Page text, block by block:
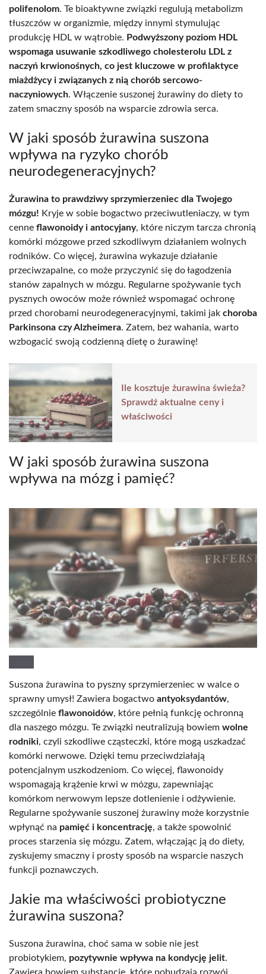
polifenolom. Te bioaktywne związki regulują metabolizm
tłuszczów w organizmie, między innymi stymulując
produkcję HDL w wątrobie. Podwyższony poziom HDL
wspomaga usuwanie szkodliwego cholesterolu LDL z
naczyń krwionośnych, co jest kluczowe w profilaktyce
miażdżycy i związanych z nią chorób sercowo-
naczyniowych. Włączenie suszonej żurawiny do diety to
zatem smaczny sposób na wsparcie zdrowia serca.
W jaki sposób żurawina suszona
wpływa na ryzyko chorób
neurodegeneracyjnych?
Żurawina to prawdziwy sprzymierzeniec dla Twojego
mózgu! Kryje w sobie bogactwo przeciwutleniaczy, w tym
cenne flawonoidy i antocyjany, które niczym tarcza chronią
komórki mózgowe przed szkodliwym działaniem wolnych
rodników. Co więcej, żurawina wykazuje działanie
przeciwzapalne, co może przyczynić się do łagodzenia
stanów zapalnych w mózgu. Regularne spożywanie tych
pysznych owoców może również wspomagać ochronę
przed chorobami neurodegeneracyjnymi, takimi jak choroba
Parkinsona czy Alzheimera. Zatem, bez wahania, warto
wzbogacić swoją codzienną dietę o żurawinę!
Ile kosztuje żurawina świeża?
Sprawdź aktualne ceny i
właściwości
W jaki sposób żurawina suszona
wpływa na mózg i pamięć?
Suszona żurawina to pyszny sprzymierzeniec w walce o
sprawny umysł! Zawiera bogactwo antyoksydantów,
szczególnie flawonoidów, które pełnią funkcję ochronną
dla naszego mózgu. Te związki neutralizują bowiem wolne
rodniki, czyli szkodliwe cząsteczki, które mogą uszkadzać
komórki nerwowe. Dzięki temu przeciwdziałają
potencjalnym uszkodzeniom. Co więcej, flawonoidy
wspomagają krążenie krwi w mózgu, zapewniając
komórkom nerwowym lepsze dotlenienie i odżywienie.
Regularne spożywanie suszonej żurawiny może korzystnie
wpłynąć na pamięć i koncentrację, a także spowolnić
proces starzenia się mózgu. Zatem, włączając ją do diety,
zyskujemy smaczny i prosty sposób na wsparcie naszych
funkcji poznawczych.
Jakie ma właściwości probiotyczne
żurawina suszona?
Suszona żurawina, choć sama w sobie nie jest
probiotykiem, pozytywnie wpływa na kondycję jelit.